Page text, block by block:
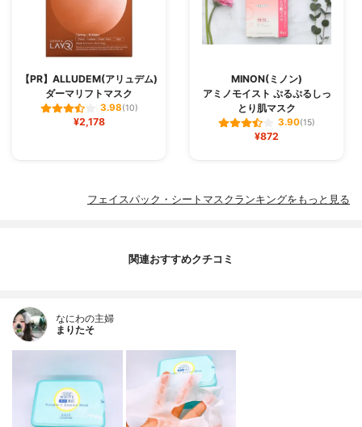
【PR】ALLUDEM(アリュデム)
ダーマリフトマスク
3.98(10)
¥2,178
MINON(ミノン)
アミノモイスト ぷるぷるしっ
とり肌マスク
3.90(15)
¥872
フェイスパック・シートマスクランキングをもっと見る
関連おすすめクチコミ
なにわの主婦
まりたそ